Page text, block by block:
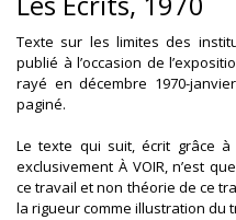
Texte sur les limites des
publié à l’occasion de
rayé en décembre 1970-
paginé.
Le texte qui suit, écrit grâce
exclusivement À VOIR, n’est
ce travail et non théorie de ce
la rigueur comme illustration du